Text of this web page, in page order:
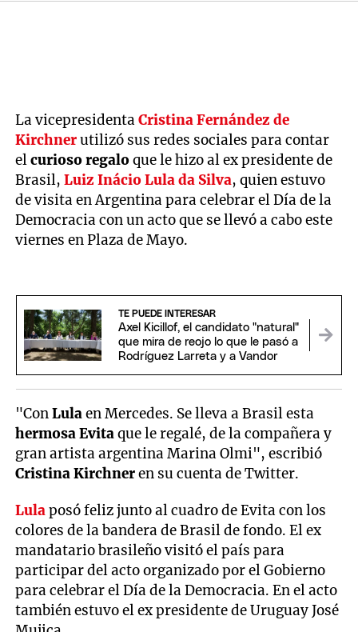
La vicepresidentaCristina Fernández de
Kirchnerutilizó sus redes sociales para contar
elcurioso regaloque le hizo al ex presidente de
Brasil,Luiz Inácio Lula da Silva, quien estuvo
de visita en Argentina para celebrar el Día de la
Democracia con un acto que se llevó a cabo este
viernes en Plaza de Mayo.
TE PUEDE INTERESAR
Axel Kicillof, el candidato "natural"
que mira de reojo lo que le pasó a
Rodríguez Larreta y a Vandor
"ConLulaen Mercedes. Se lleva a Brasil esta
hermosa Evitaque le regalé, de la compañera y
gran artista argentina Marina Olmi", escribió
Cristina Kirchneren su cuenta de Twitter.
Lulaposó feliz junto al cuadro de Evita con los
colores de la bandera de Brasil de fondo. El ex
mandatario brasileño visitó el país para
participar del acto organizado por el Gobierno
para celebrar el Día de la Democracia. En el acto
también estuvo el ex presidente de Uruguay José